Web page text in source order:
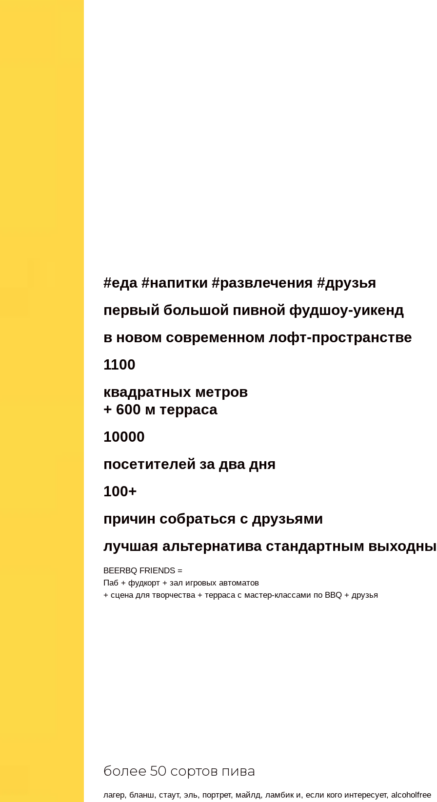
#еда #напитки #развлечения #друзья
первый большой пивной фудшоу-уикенд
в новом современном лофт-пространстве
1100
квадратных метров
+ 600 м терраса
10000
посетителей за два дня
100+
причин собраться с друзьями
лучшая альтернатива стандартным
BEERBQ FRIENDS =
Паб + фудкорт + зал игровых автоматов
+ сцена для творчества + терраса с мастер-классами по BBQ + друзья
более 50 сортов пива
лагер, бланш, стаут, эль, портрет, майлд, ламбик и, если кого интересует, alcoholfree